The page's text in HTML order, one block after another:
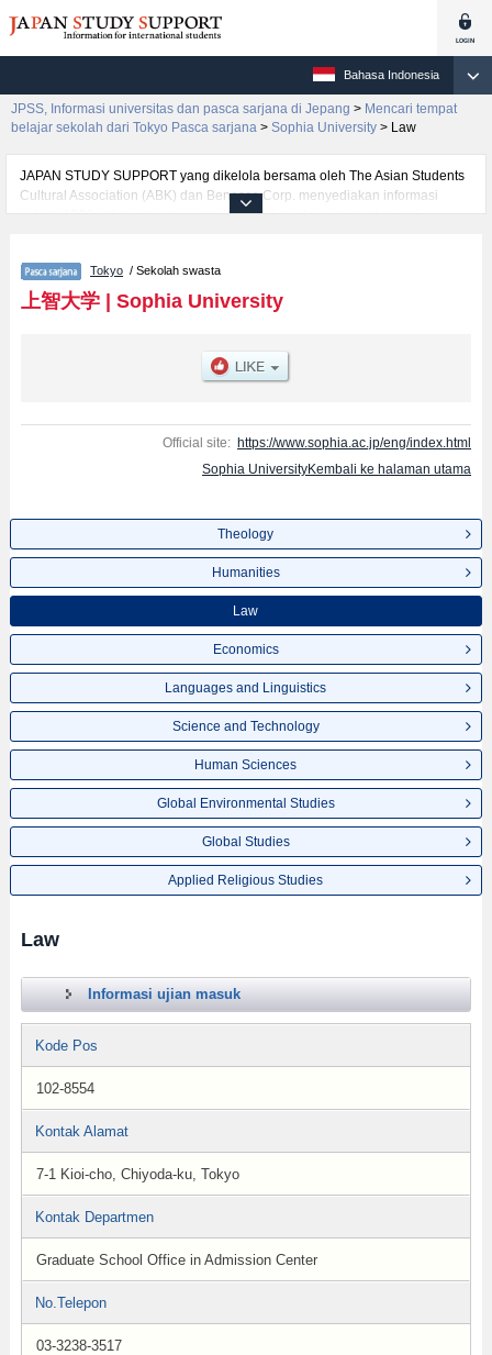
Bahasa Indonesia
JPSS, Informasi universitas dan pasca sarjana di Jepang > Mencari tempat
belajar sekolah dari Tokyo Pasca sarjana > Sophia University > Law
JAPAN STUDY SUPPORT yang dikelola bersama oleh The Asian Students
Cultural Association (ABK) dan Benesse Corp. menyediakan informasi
sekitar 1300 universitas, pascasarjana, universitas yunior, akademi
per jurusan riset seperti %% research %%, serta berbagai informasi yang
berguna bagi mahasiswa(i) mancanegara seperti kuota untuk jumlah
pendaftar dan jumlah kelulusan ujian masuk mahasiswa(i) mancanegara,
lainnya. Silakan memanfaatkannya.
Tokyo / Sekolah swasta
上智大学| Sophia University
Official site: https://www.sophia.ac.jp/eng/index.html
Sophia UniversityKembali ke halaman utama
Theology
Humanities
Law
Economics
Languages and Linguistics
Science and Technology
Human Sciences
Global Environmental Studies
Global Studies
Applied Religious Studies
Law
Informasi ujian masuk
Kode Pos
102-8554
Kontak Alamat
7-1 Kioi-cho, Chiyoda-ku, Tokyo
Kontak Departmen
Graduate School Office in Admission Center
No.Telepon
03-3238-3517